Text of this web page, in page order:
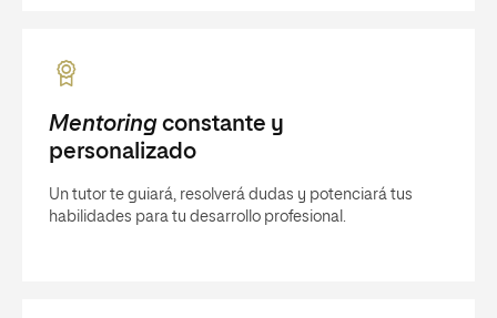
Mentoringconstante y
personalizado
Un tutor te guiará, resolverá dudas y potenciará tus
habilidades para tu desarrollo profesional.